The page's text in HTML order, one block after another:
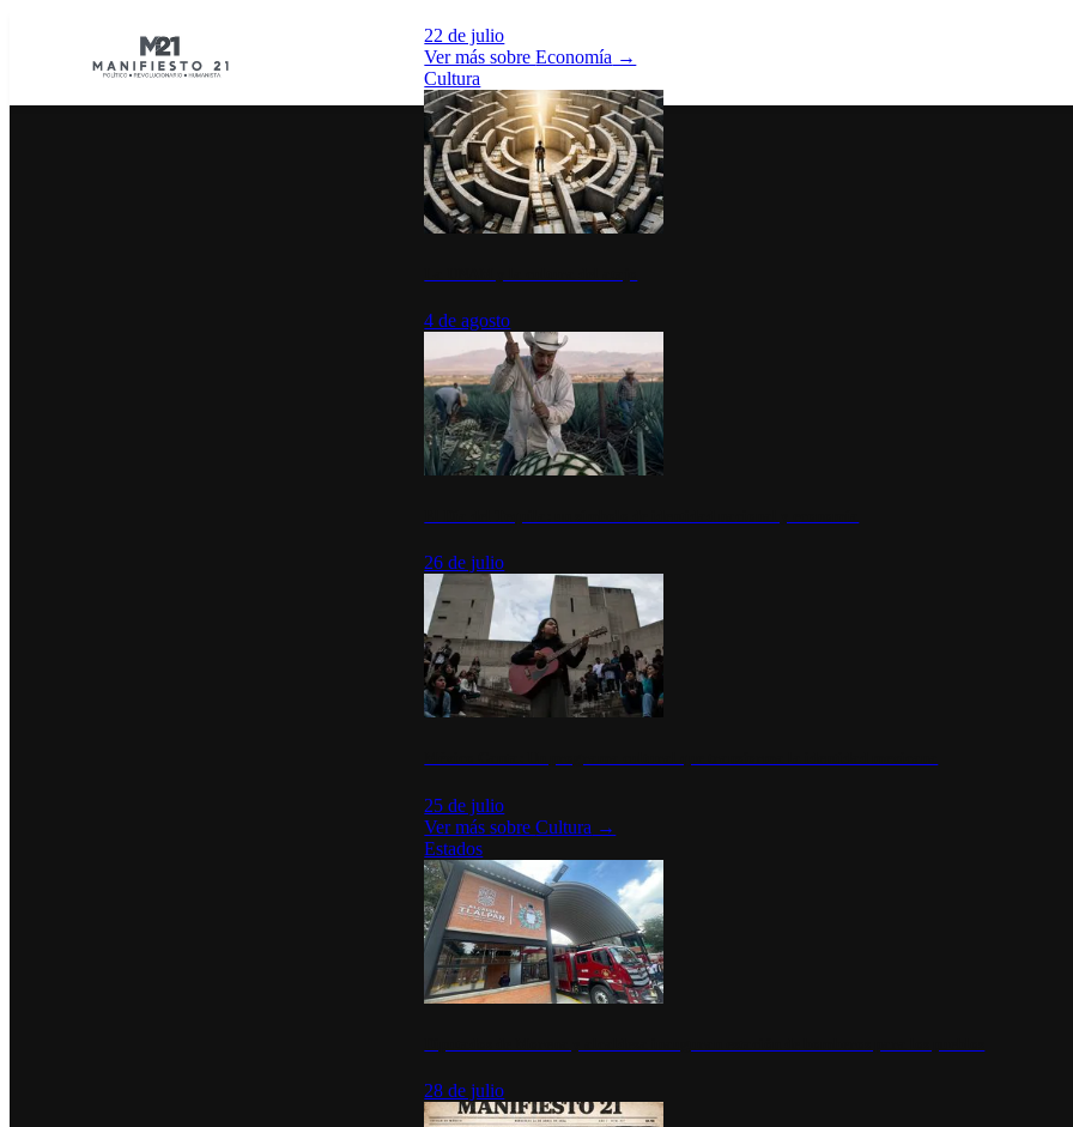
22 de julio
Ver más sobreEconomía →
Cultura
4 de agosto
26 de julio
25 de julio
Ver más sobreCultura →
Estados
28 de julio